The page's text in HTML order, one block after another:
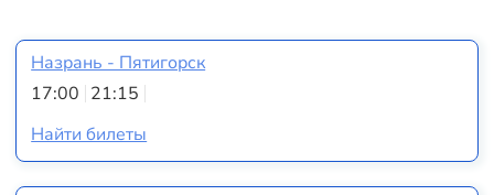
Назрань - Пятигорск
17:00 21:15
Найти билеты